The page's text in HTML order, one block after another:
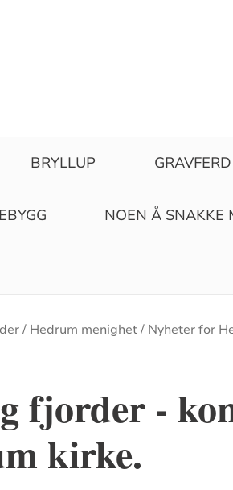
BRYLLUP GRAVFERD
NOEN Å SNAKKE
Hedrum menighet Nyheter for
fjorder -
kirke.